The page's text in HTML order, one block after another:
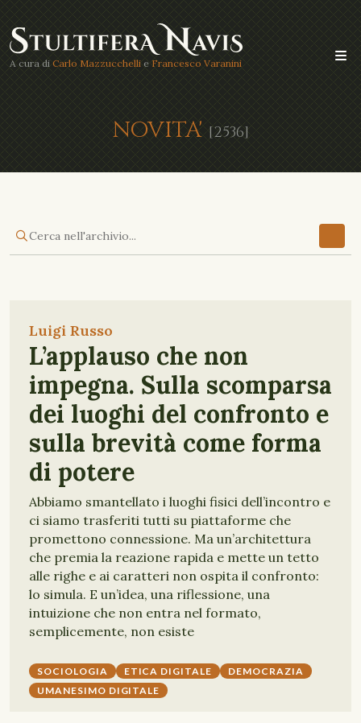
A cura di Carlo Mazzucchelli e Francesco Varanini
NOVITA' [2536]
Luigi Russo
L’applauso che non
impegna. Sulla scomparsa
dei luoghi del confronto e
sulla brevità come forma
di potere
Abbiamo smantellato i luoghi fisici dell’incontro e
ci siamo trasferiti tutti su piattaforme che
promettono connessione. Ma un’architettura
che premia la reazione rapida e mette un tetto
alle righe e ai caratteri non ospita il confronto:
lo simula. E un’idea, una riflessione, una
intuizione che non entra nel formato,
semplicemente, non esiste
SOCIOLOGIA ETICA DIGITALE
DEMOCRAZIA
UMANESIMO DIGITALE